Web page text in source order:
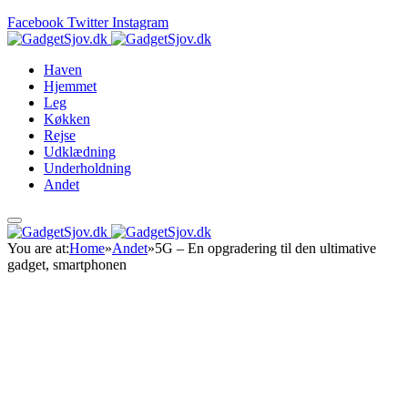
Facebook Twitter Instagram
Haven
Hjemmet
Leg
Køkken
Rejse
Udklædning
Underholdning
Andet
You are at:Home»Andet»5G – En opgradering til den ultimative
gadget, smartphonen